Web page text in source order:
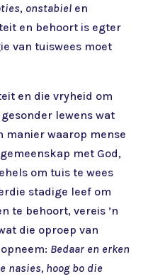
, onstabielen
en behoort is egter
van tuiswees moet
en die vryheid om
lewens wat
manier waarop mense
met God,
om tuis te wees
stadige leef om
te behoort, vereis ’n
die oproep van
Bedaar en erken
nasies, hoog bo die